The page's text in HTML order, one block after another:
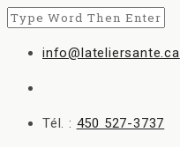
info@lateliersante.ca
Tél. : 450 527-3737